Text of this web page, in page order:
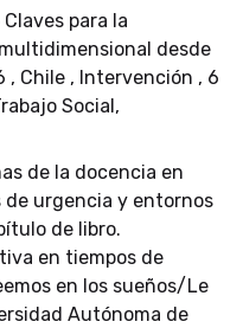
para la
desde
, Chile , Intervención , 6
Social,
de la docencia en
de urgencia y entornos
de libro.
en tiempos de
en los sueños/Le
Autónoma de